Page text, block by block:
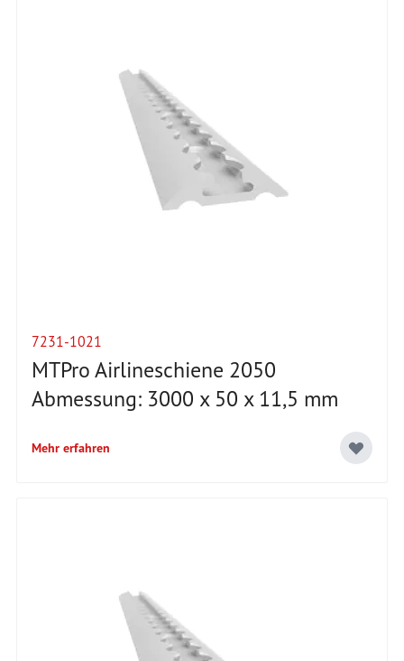
7231-1021
MTPro Airlineschiene 2050
Abmessung: 3000 x 50 x 11,5 mm
Mehr erfahren